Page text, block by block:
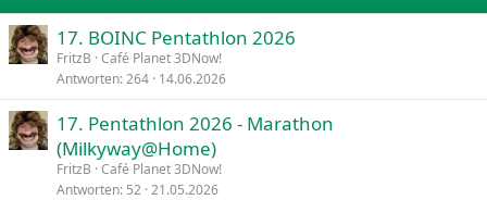
Verdana
17. BOINC Pentathlon 2026
FritzB Café Planet 3DNow!
Antworten 264 14.06.2026
17. Pentathlon 2026 - Marathon
(Milkyway@Home)
FritzB Café Planet 3DNow!
Antworten 52 21.05.2026